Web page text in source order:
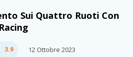
Sui Quattro Ruoti Con
3.9 12 Ottobre 2023